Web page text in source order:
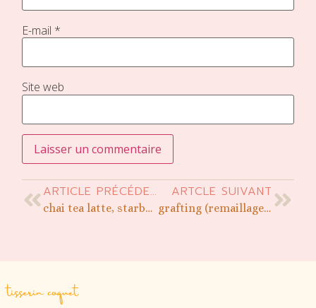
E-mail *
Site web
ARTICLE PRÉCÉDENT
chai tea latte, starbucks copy cat
ARTCLE SUIVANT
grafting (remaillage), comment fermer les trous dans nos tricots
tisserin coquet